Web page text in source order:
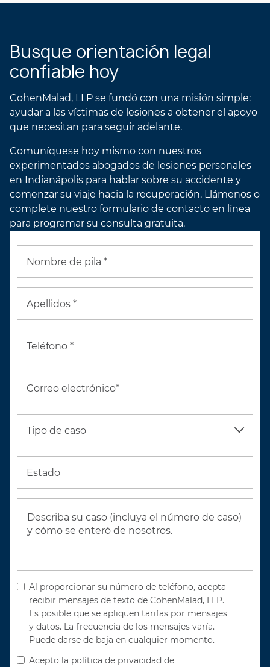
PERFIL DEL ABOGADO
Busque orientación legal
confiable hoy
CohenMalad, LLP se fundó con una misión simple:
ayudar a las víctimas de lesiones a obtener el apoyo
que necesitan para seguir adelante.
Comuníquese hoy mismo con nuestros
experimentados abogados de lesiones personales
en Indianápolis para hablar sobre su accidente y
comenzar su viaje hacia la recuperación. Llámenos o
complete nuestro formulario de contacto en línea
para programar su consulta gratuita.
Nombre de pila *
Apellidos *
Teléfono *
Correo electrónico*
Tipo de caso
Estado
Al proporcionar su número de teléfono, acepta
recibir mensajes de texto de CohenMalad, LLP.
Es posible que se apliquen tarifas por mensajes
y datos. La frecuencia de los mensajes varía.
Puede darse de baja en cualquier momento.
Acepto la política de privacidad de